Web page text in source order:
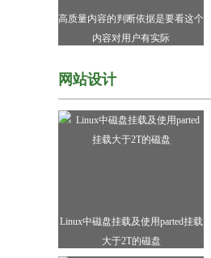
高质量内容的判断依据是要看这个
内容对用户有实际
网站设计
Linux中磁盘挂载及使用parted挂载
大于2T的磁盘